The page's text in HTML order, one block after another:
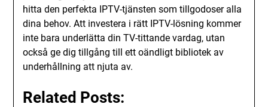
hitta den perfekta IPTV-tjänsten som tillgodoser alla
dina behov. Att investera i rätt IPTV-lösning kommer
inte bara underlätta din TV-tittande vardag, utan
också ge dig tillgång till ett oändligt bibliotek av
underhållning att njuta av.
Related Posts: